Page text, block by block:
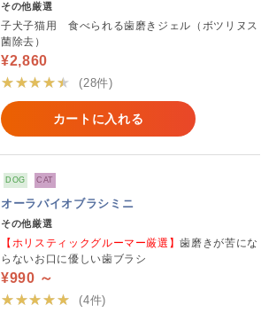
その他厳選
子犬子猫用 食べられる歯磨きジェル（ボツリヌス
菌除去）
¥2,860
★★★★★
(28件)
カートに入れる
DOG CAT
オーラバイオブラシミニ
その他厳選
【ホリスティックグルーマー厳選】歯磨きが苦にな
らないお口に優しい歯ブラシ
¥990 ～
★★★★★
(4件)